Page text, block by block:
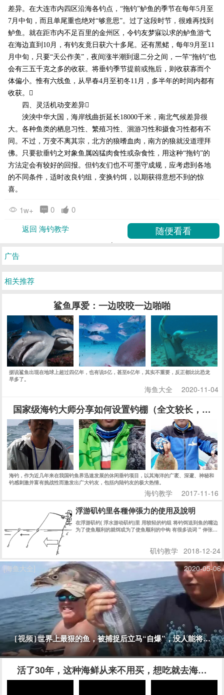
差异。在大连市内四区沿海各钓点，“拖钓”鲈鱼的季节在每年5月至
7月中旬，而且单尾重也绝对“够意思”。过了这段时节，很难再找到
鲈鱼。就在距市内不足百里的金州区，令钓友梦寐以求的鲈鱼游弋
在海边直到10月，有钓友竟日获六十多尾。还有黑鲪，每年9月至11
月中旬，只要“天公作美”，夜间涨半潮到退二分之间，一竿“拖钓”也
会有三五千克之多的收获。将垂钓季节提前或拖后，则收获寡而个
体偏小。惟有六线鱼，从早春4月至初冬11月，多半年的时间内都有
收获。
四、灵活机动变差异
泱泱中华大国，海岸线曲折延长18000千米，南北气候差异很
大。各种鱼类的栖息习性、繁殖习性、洄游习性和摄食习性都有不
同。不过，万变不离其宗，北方的狼嗜血肉，南方的狼就没道理拜
佛。只要欲垂钓之对象鱼属凶猛肉食性或杂食性，用这种“拖钓”的
方法定会有较好的回报。但钓友们也不可墨守成规，应考虑到各地
的不同条件，适时改良钓组，变换钓饵，以期获得意想不到的惊
喜。
1w+ 0
0
返回 海钓教学
广告
相关推荐
鲨鱼厚爱：一边咬咬一边啪啪
据说鲨鱼出现在地球上超过四亿年，也有说5亿，甚至6亿年，其实不重要，反正都比比恐龙
早多了。
海鱼大全 2020-11-04
国家级海钓大师分享如何设置钓棚（全文较长，建议
海钓，作为近几年来在我国钓鱼界迅速发展的休闲垂钓项目，以其海洋的广袤、深邃、神秘和
钓感刺激并富有挑战性而激发出广大钓友，包括内陆钓友的极大热情。
海钓教学 2017-11-16
浮游矶钓里各種伸張力的使用及說明
在浮游矶钓( 浮水游动矶钓)里 用较轻的钓组 将钓饵送到鱼的嘴边
为了使鱼顺利的就饵或为了使鱼顺利的中钩 有很多说词 " 伸张拉
! 而迅速的使钓鱼者在第一时间内 知道鱼在吃食的信息 而采取相
矶钓教学 2018-12-24
[海鱼大全]
2020-05-06
[视频]世界上最狠的鱼，被捕捉后立马“自爆”，没人能将它活
活了30年，这种海鲜从来不用买，想吃就去海边挖